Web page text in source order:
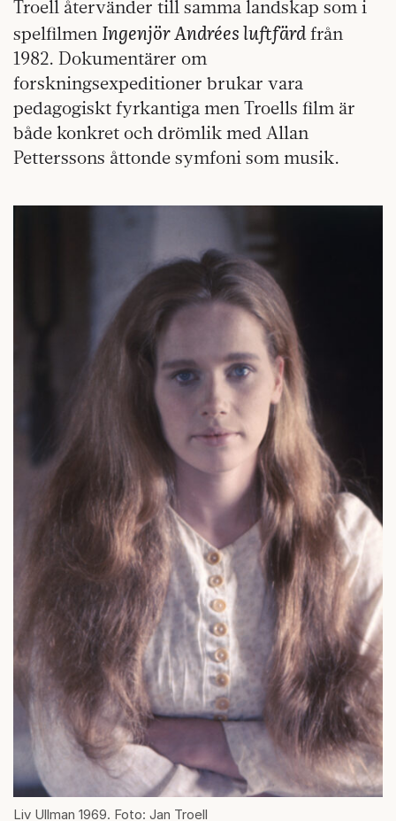
Troell återvänder till samma landskap som i
spelfilmen Ingenjör Andrées luftfärdfrån
1982. Dokumentärer om
forskningsexpeditioner brukar vara
pedagogiskt fyrkantiga men Troells film är
både konkret och drömlik med Allan
Petterssons åttonde symfoni som musik.
Liv Ullman 1969. Foto: Jan Troell